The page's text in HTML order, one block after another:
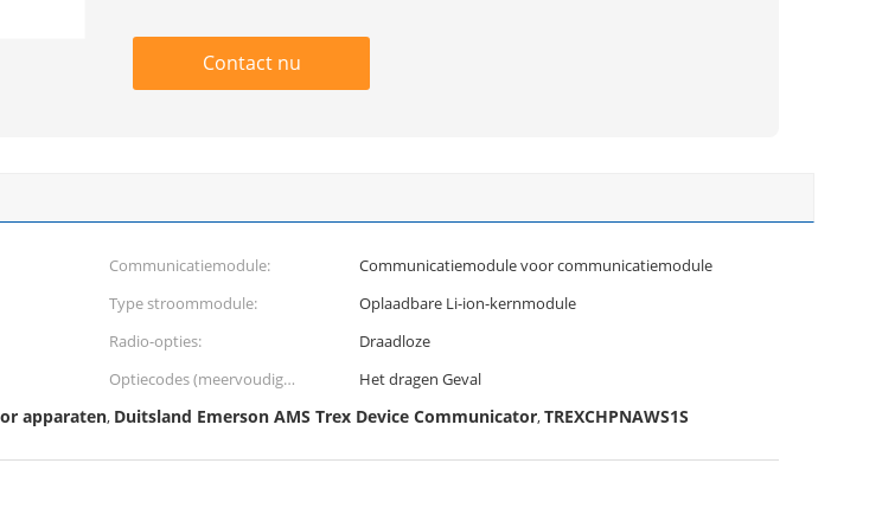
Contact nu
Communicatiemodule:
Communicatiemodule voor communicatiemodule
Type stroommodule:
Oplaadbare Li-ion-kernmodule
Radio-opties:
Draadloze
Optiecodes (meervoudig
selecteren):
Het dragen Geval
apparaten, Duitsland Emerson AMS Trex Device Communicator,TREXCHPNAWS1S